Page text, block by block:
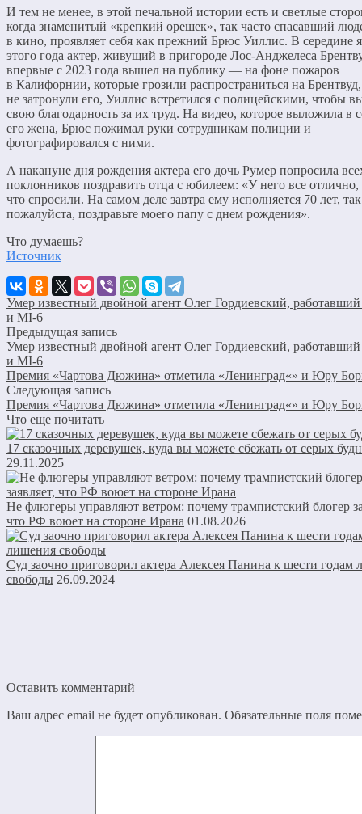
И тем не менее, в этой печальной истории есть и светлые
когда знаменитый «крепкий орешек», так часто спасавший
в кино, проявляет себя как прежний Брюс Уиллис. В середине
этого года актер, живущий в пригороде Лос-Анджелеса
впервые с 2023 года вышел на публику — на фоне пожаров
в Калифорнии, которые грозили распространиться на
не затронули его, Уиллис встретился с полицейскими, чтобы
свою благодарность за их труд. На видео, которое выложила в
его жена, Брюс пожимал руки сотрудникам полиции и
фотографировался с ними.
А накануне дня рождения актера его дочь Румер попросила
поклонников поздравить отца с юбилеем: «У него все отлично,
что спросили. На самом деле завтра ему исполняется 70 лет,
пожалуйста, поздравьте моего папу с днем ​​рождения».
Что думаешь?
Источник
Умер известный двойной агент Олег Гордиевский,
и МI-6
Предыдущая запись
Умер известный двойной агент Олег Гордиевский,
и МI-6
Премия «Чартова Дюжина» отметила «Ленинград«» и Юру
Следующая запись
Премия «Чартова Дюжина» отметила «Ленинград«» и Юру
Что еще почитать
17 сказочных деревушек, куда вы можете сбежать от серых
29.11.2025
Не флюгеры управляют ветром: почему трампистский блогер
что РФ воюет на стороне Ирана 01.08.2026
Суд заочно приговорил актера Алексея Панина к шести годам
свободы 26.09.2024
Оставить комментарий
Ваш адрес email не будет опубликован. Обязательные поля